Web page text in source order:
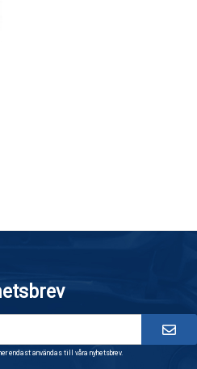
endast användas till våra nyhetsbrev.